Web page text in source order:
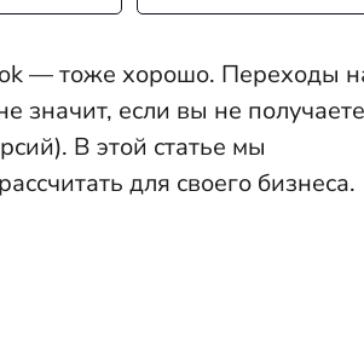
— тоже хорошо. Переходы
значит, если вы не получаете
В этой статье мы
для своего бизнеса.